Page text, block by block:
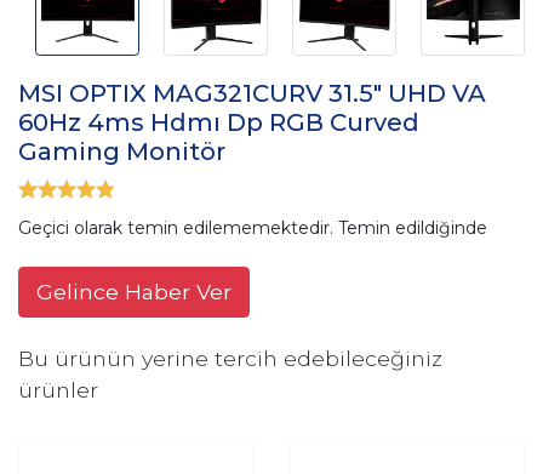
MSI OPTIX MAG321CURV 31.5" UHD VA
60Hz 4ms Hdmı Dp RGB Curved
Gaming Monitör
Geçici olarak temin edilememektedir. Temin edildiğinde
Gelince Haber Ver
Bu ürünün yerine tercih edebileceğiniz
ürünler